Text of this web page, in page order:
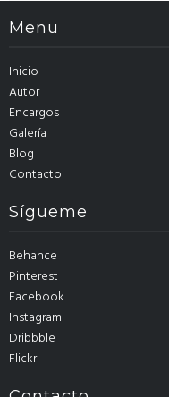
Menu
Inicio
Autor
Encargos
Galería
Blog
Contacto
Sígueme
Behance
Pinterest
Facebook
Instagram
Dribbble
Flickr